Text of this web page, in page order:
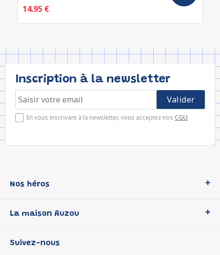
14.95 €
Inscription à la newsletter
En vous inscrivant à la newsletter, vous acceptez nos CGU.
Nos héros
P'tit Loup
Les Influenceuses
La maison Auzou
Notre histoire
Suivez-nous